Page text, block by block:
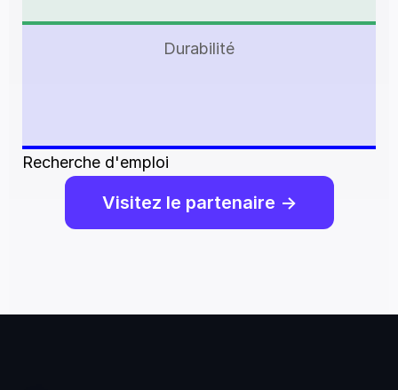
Durabilité
Recherche d'emploi
Visitez le partenaire ->